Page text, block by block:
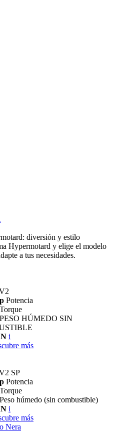
diversión y estilo
Hypermotard y elige el modelo
a tus necesidades.
Potencia
Torque
PESO HÚMEDO SIN
i
más
SP
Potencia
Torque
Peso húmedo (sin combustible)
i
más
Nera